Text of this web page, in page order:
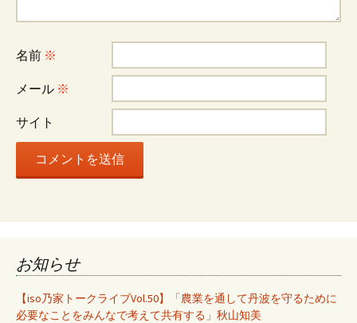
シ
ョ
ン
名前 ※
メール ※
サイト
お知らせ
【iso乃家トークライブVol.50】「農業を通して丹波を守るために
必要なことをみんなで考えて共有する」秋山知美